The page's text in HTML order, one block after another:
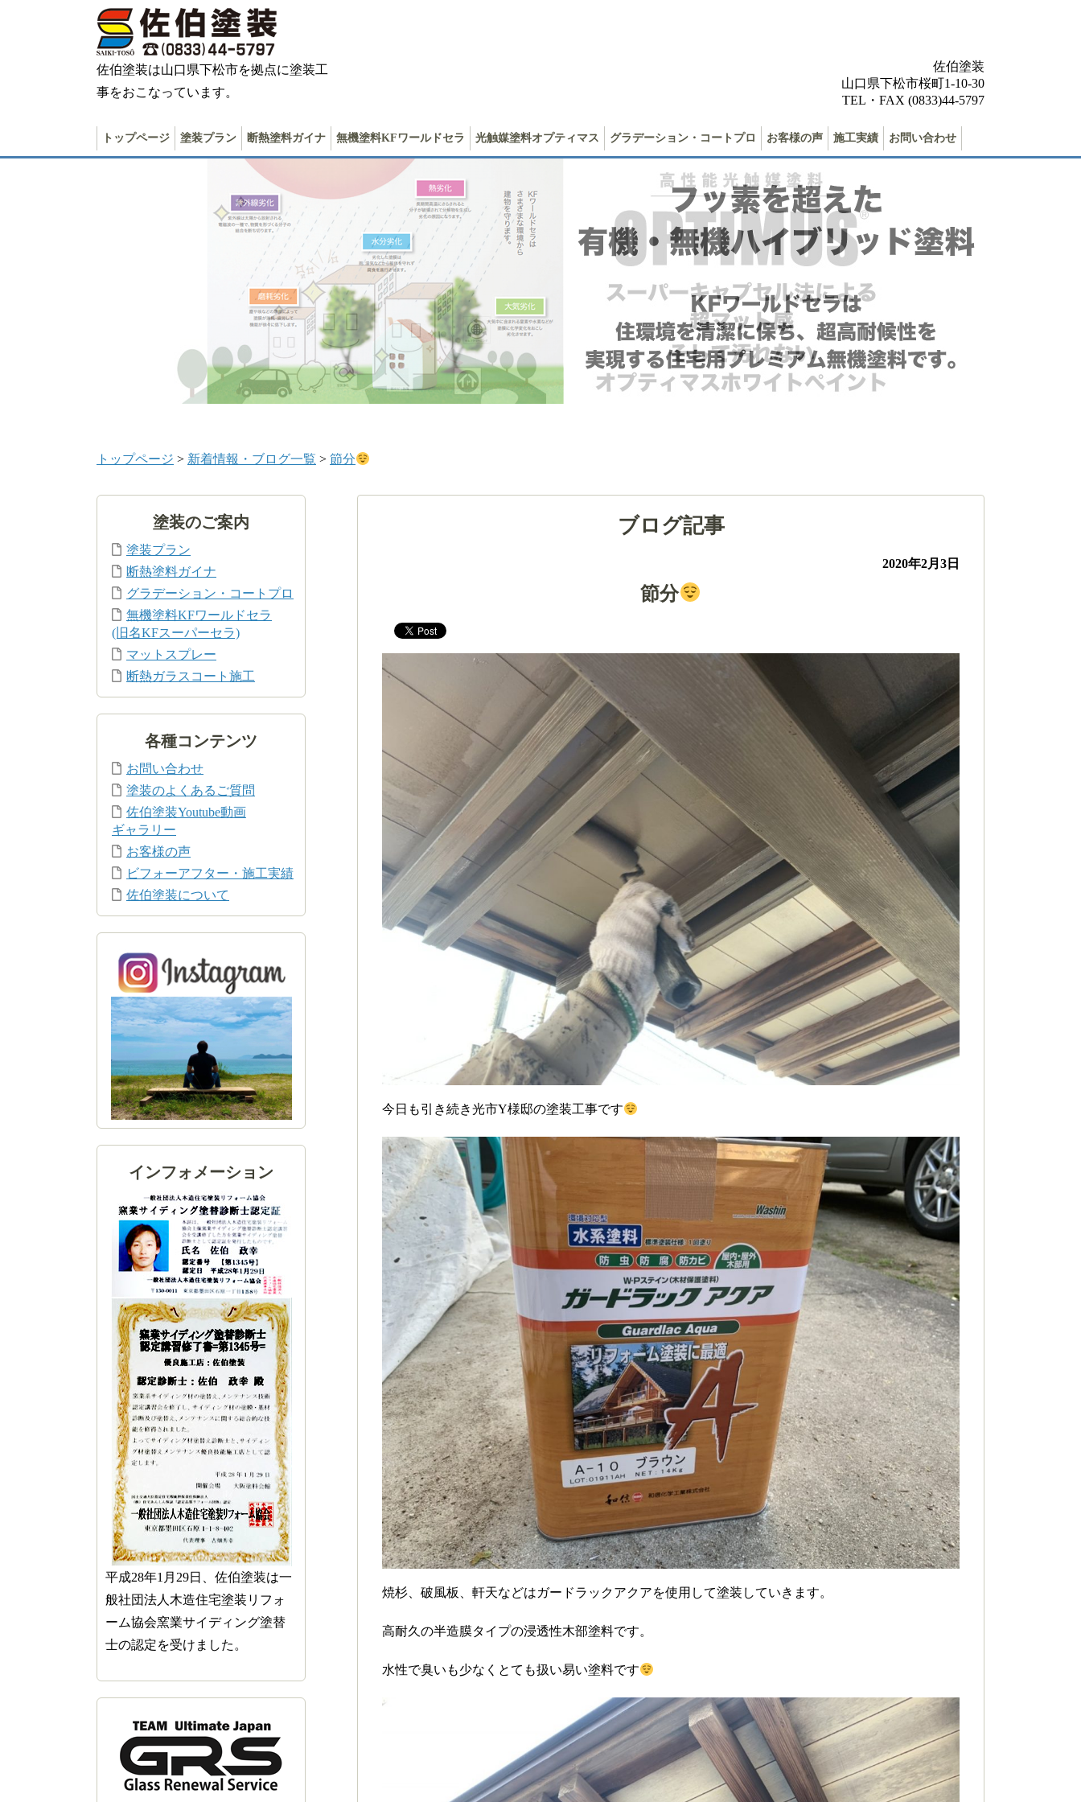
佐伯塗装は山口県下松市を拠点に塗装工
事をおこなっています。
佐伯塗装
山口県下松市桜町1-10-30
TEL・FAX (0833)44-5797
トップページ 塗装プラン 断熱塗料ガイナ 無機塗料KFワールドセラ 光触媒塗料オプティマス グラデーション・コートプロ お客様の声 施工実績 お問い合わせ
トップページ > 新着情報・ブログ一覧 > 節分
ブログ記事
2020年2月3日
節分
今日も引き続き光市Y様邸の塗装工事です
焼杉、破風板、軒天などはガードラックアクアを使用して塗装していきます。
高耐久の半造膜タイプの浸透性木部塗料です。
水性で臭いも少なくとても扱い易い塗料です
塗装のご案内
塗装プラン
断熱塗料ガイナ
グラデーション・コートプロ
無機塗料KFワールドセラ
(旧名KFスーパーセラ)
マットスプレー
断熱ガラスコート施工
各種コンテンツ
お問い合わせ
塗装のよくあるご質問
佐伯塗装Youtube動画
ギャラリー
お客様の声
ビフォーアフター・施工実績
佐伯塗装について
インフォメーション
平成28年1月29日、佐伯塗装は一
般社団法人木造住宅塗装リフォ
ーム協会窯業サイディング塗替
士の認定を受けました。